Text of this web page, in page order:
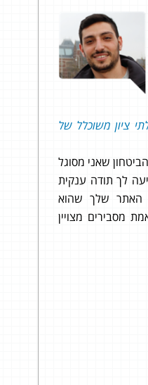
של
מסוגל
ענקית
שהוא
מצויין
נועם ברגאוז
5 יחידות
אחרי חצי
מאחוריי
זה קשה
שהרמת